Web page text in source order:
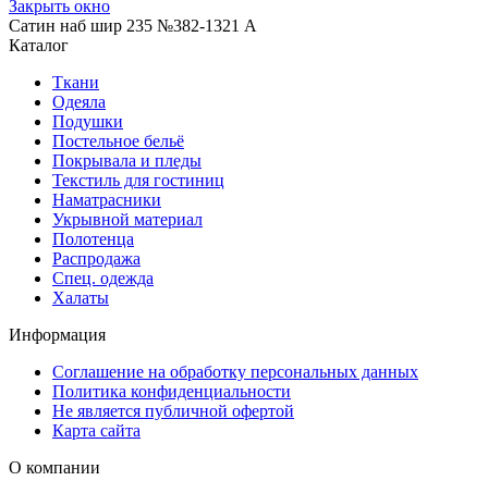
Закрыть окно
Сатин наб шир 235 №382-1321 А
Каталог
Ткани
Одеяла
Подушки
Постельное бельё
Покрывала и пледы
Текстиль для гостиниц
Наматрасники
Укрывной материал
Полотенца
Распродажа
Спец. одежда
Халаты
Информация
Соглашение на обработку персональных данных
Политика конфиденциальности
Не является публичной офертой
Карта сайта
О компании